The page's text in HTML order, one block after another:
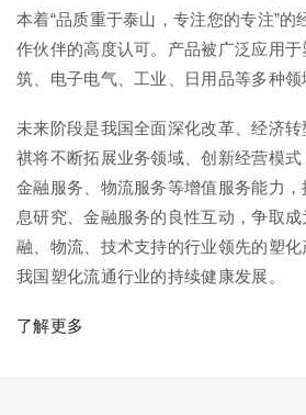
本着“品质重于泰山，专注您的专注”的
作伙伴的高度认可。产品被广泛应用
筑、电子电气、工业、日用品等多种领
未来阶段是我国全面深化改革、经济
祺将不断拓展业务领域、创新经营模式
金融服务、物流服务等增值服务能力
息研究、金融服务的良性互动，争取
融、物流、技术支持的行业领先的塑
我国塑化流通行业的持续健康发展。
了解更多